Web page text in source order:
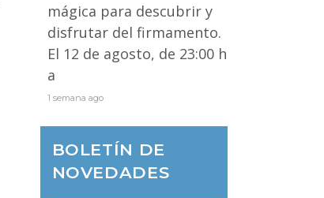
mágica para descubrir y
disfrutar del firmamento.
El 12 de agosto, de 23:00 h
a
1 semana ago
BOLETÍN DE
NOVEDADES